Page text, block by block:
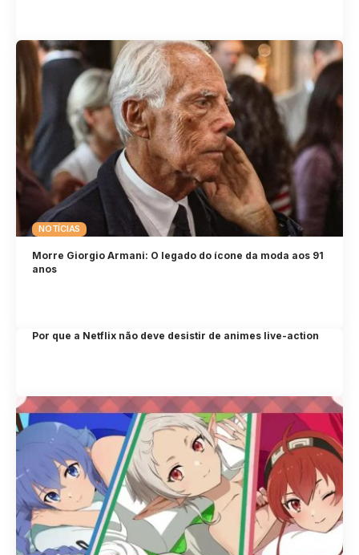
NOTÍCIAS
Morre Giorgio Armani: O legado do ícone da moda aos 91
anos
Por que a Netflix não deve desistir de animes live-action